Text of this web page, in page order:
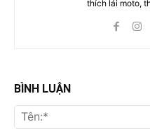
thích lái moto,
BÌNH LUẬN